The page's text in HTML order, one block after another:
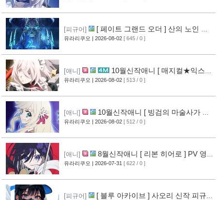
[피규어]
[ 페이트 그랜드 오더 ] 산의 노인 신
작 피규어 공개 [16]
유라리쿠오 | 2026-08-02 [ 645 / 0 ]
[애니]
10월신작애니 [ 매지컬★익스플
로러 ] PV 영상 공개 [11]
유라리쿠오 | 2026-08-02 [ 513 / 0 ]
[애니]
10월신작애니 [ 빙검의 마술사가 세
계를 다스린다 ] 2기 PV 영상 공개
유라리쿠오 | 2026-08-02 [ 512 / 0 ]
[애니]
8월신작애니 [ 리본 히어로 ] PV 영
상 공개
[11]
유라리쿠오 | 2026-07-31 [ 622 / 0 ]
[피규어]
[ 블루 아카이브 ] 사오리 신작 피규어